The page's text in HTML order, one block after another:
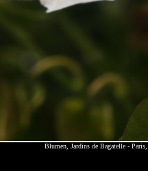
Blumen, Jardins de Bagatelle -